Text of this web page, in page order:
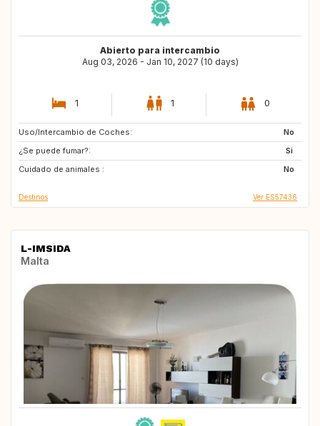
Abierto para intercambio
Aug 03, 2026 - Jan 10, 2027 (10 days)
1 1 0
Uso/Intercambio de Coches:
No
¿Se puede fumar?:
Si
Cuidado de animales :
No
NO
SE
Destinos Ver ES57436
L-IMSIDA
Malta